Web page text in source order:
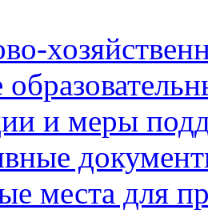
и меры
места для